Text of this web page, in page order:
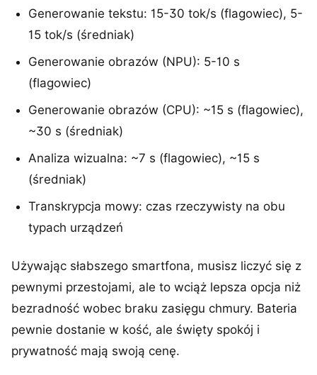
Generowanie tekstu: 15-30 tok/s (flagowiec), 5-
15 tok/s (średniak)
Generowanie obrazów (NPU): 5-10 s
(flagowiec)
Generowanie obrazów (CPU): ~15 s (flagowiec),
~30 s (średniak)
Analiza wizualna: ~7 s (flagowiec), ~15 s
(średniak)
Transkrypcja mowy: czas rzeczywisty na obu
typach urządzeń
Używając słabszego smartfona, musisz liczyć się z
pewnymi przestojami, ale to wciąż lepsza opcja niż
bezradność wobec braku zasięgu chmury. Bateria
pewnie dostanie w kość, ale święty spokój i
prywatność mają swoją cenę.